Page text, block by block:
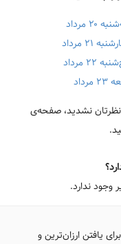
مرداد
مرداد
نظرتان نشدید، صفحه‌ی
وجود ندارد.
یافتن ارزان‌ترین و